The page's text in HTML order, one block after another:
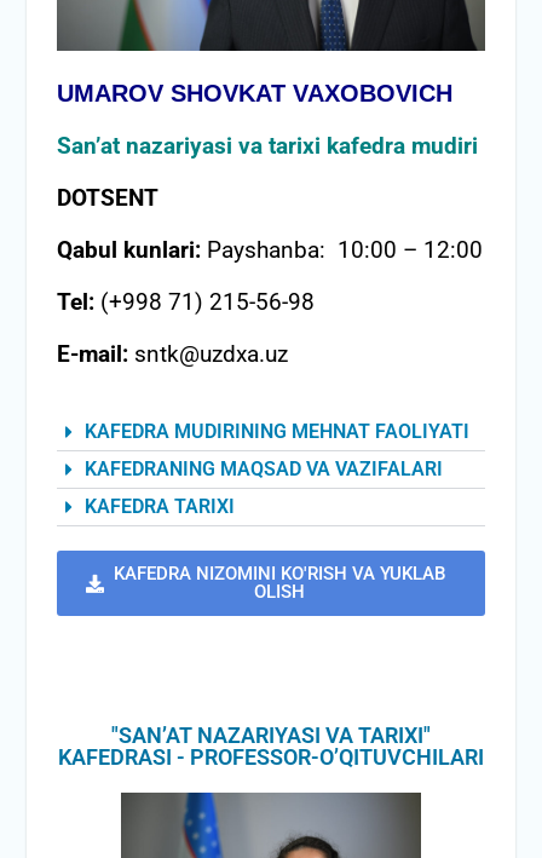
UMAROV SHOVKAT VAXOBOVICH
San’at nazariyasi va tarixi kafedra mudiri
DOTSENT
Qabul kunlari:Payshanba: 10:00 – 12:00
Tel:(+998 71) 215-56-98
E-mail: sntk@uzdxa.uz
KAFEDRA MUDIRINING MEHNAT FAOLIYATI
KAFEDRANING MAQSAD VA VAZIFALARI
KAFEDRA TARIXI
KAFEDRA NIZOMINI KO'RISH VA YUKLAB
OLISH
"SANʼAT NAZARIYASI VA TARIXI"
KAFEDRASI - PROFESSOR-O’QITUVCHILARI